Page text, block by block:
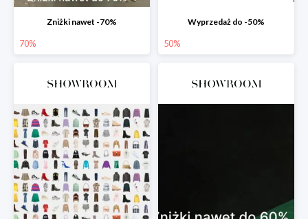
Zniżki nawet -70%
70%
Wyprzedaż do -50%
50%